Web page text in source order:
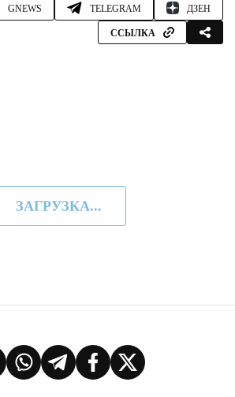
GNEWS TELEGRAM ДЗЕН
ССЫЛКА
ЗАГРУЗКА...